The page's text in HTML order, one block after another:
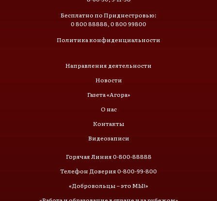
Бесплатно по Приднестровью:
0 800 88888, 0 800 99800
Политика конфиденциальности
Направления деятельности
Новости
Газета «Агора»
О нас
Контакты
Видеозаписи
Горячая Линия 0-800-88888
Телефон Доверия 0-800-99-800
«Добровольцы – это МЫ!»